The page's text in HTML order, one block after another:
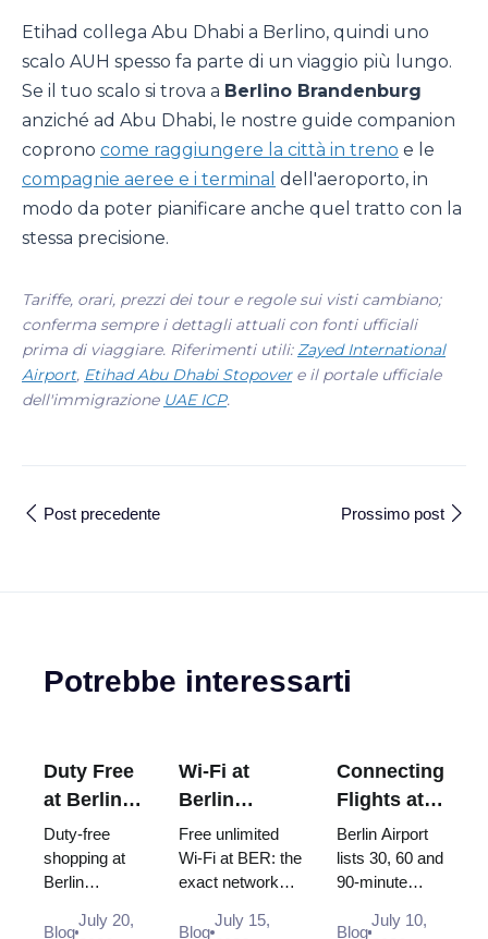
Etihad collega Abu Dhabi a Berlino, quindi uno
scalo AUH spesso fa parte di un viaggio più lungo.
Se il tuo scalo si trova a Berlino Brandenburg
anziché ad Abu Dhabi, le nostre guide companion
coprono come raggiungere la città in treno e le
compagnie aeree e i terminal dell'aeroporto, in
modo da poter pianificare anche quel tratto con la
stessa precisione.
Tariffe, orari, prezzi dei tour e regole sui visti cambiano;
conferma sempre i dettagli attuali con fonti ufficiali
prima di viaggiare. Riferimenti utili: Zayed International
Airport, Etihad Abu Dhabi Stopovere il portale ufficiale
dell'immigrazione UAE ICP.
Post precedente Prossimo post
Potrebbe interessarti
Duty Free
at Berlin
Airport
(BER):
Shops,
Locations
Duty-free
shopping at
Berlin
Airport (BER):
Blog
July 20,
Wi-Fi at
Berlin
Brandenburg
Airport
(BER): Free,
Unlimited
Free unlimited
Wi-Fi at BER: the
exact network
in, where the
Blog
July 15,
Connecting
Flights at
Berlin
Airport
(BER):
Minimum
Berlin Airport
lists 30, 60 and
90-minute
connection
Blog
July 10,